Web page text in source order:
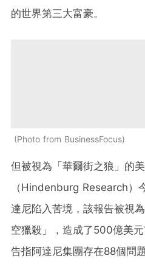
的世界第三大富豪。
Photo from BusinessFocus
但被視為「華爾街之狼」的
（Hindenburg Research）
達尼陷入苦境，該報告被視
空獵殺」，造成了500億美
告指阿達尼集團存在88個問